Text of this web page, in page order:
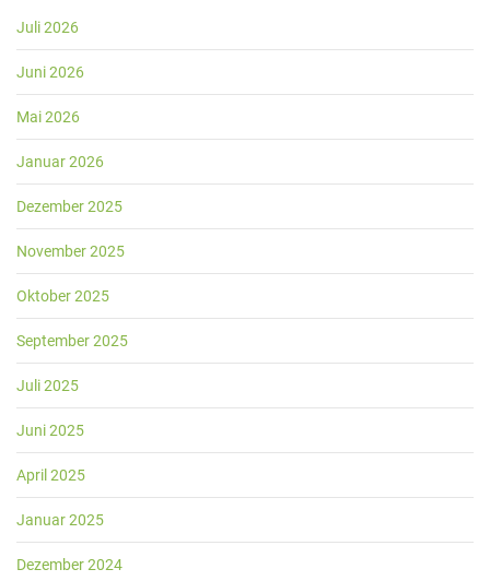
Juli 2026
Juni 2026
Mai 2026
Januar 2026
Dezember 2025
November 2025
Oktober 2025
September 2025
Juli 2025
Juni 2025
April 2025
Januar 2025
Dezember 2024